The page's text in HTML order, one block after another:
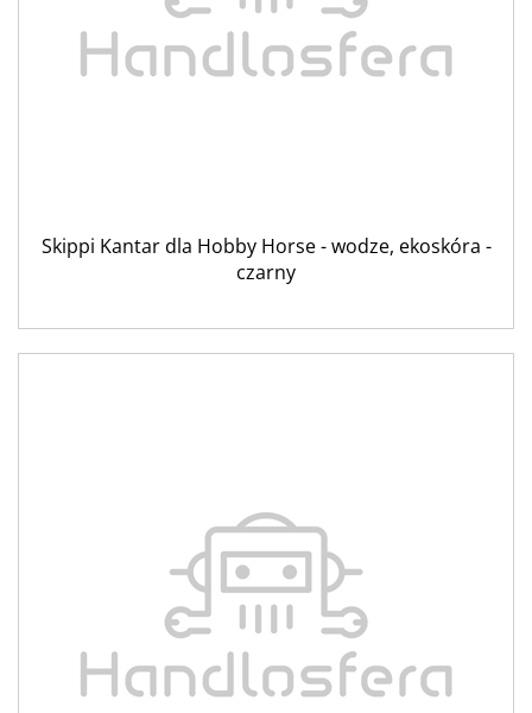
Skippi Kantar dla Hobby Horse - wodze, ekoskóra -
czarny